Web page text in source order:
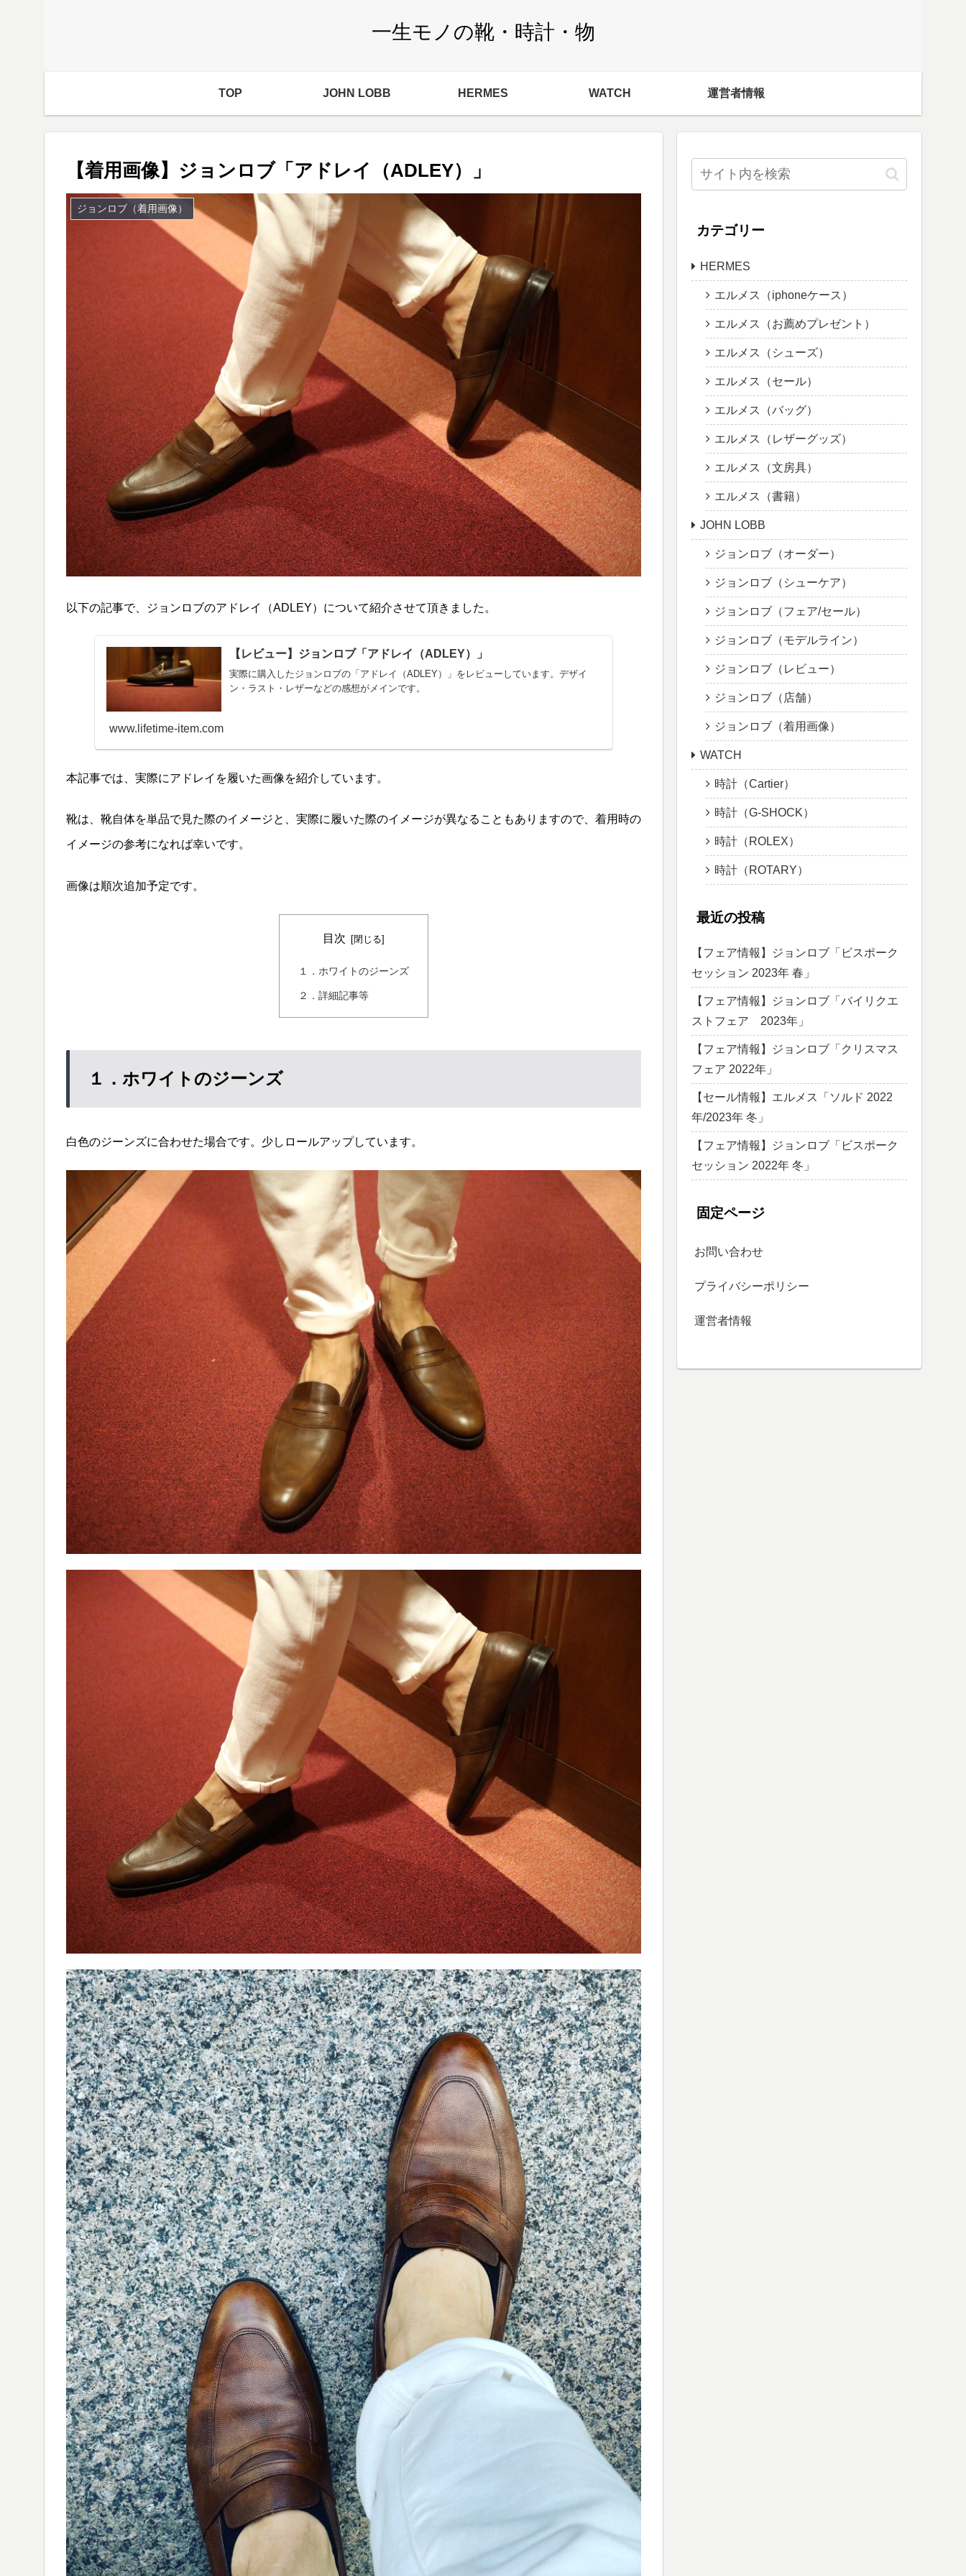
一生モノの靴・時計・物
TOP JOHN LOBB HERMES WATCH 運営者情報
【着用画像】ジョンロブ「アドレイ（ADLEY）」
ジョンロブ（着用画像）
以下の記事で、ジョンロブのアドレイ（ADLEY）について紹介させて頂きました。
【レビュー】ジョンロブ「アドレイ（ADLEY）」
実際に購入したジョンロブの「アドレイ（ADLEY）」をレビューしています。デザイ
ン・ラスト・レザーなどの感想がメインです。
www.lifetime-item.com
本記事では、実際にアドレイを履いた画像を紹介しています。
靴は、靴自体を単品で見た際のイメージと、実際に履いた際のイメージが異なることもありますので、着用時の
イメージの参考になれば幸いです。
画像は順次追加予定です。
目次
１．ホワイトのジーンズ
２．詳細記事等
１．ホワイトのジーンズ
白色のジーンズに合わせた場合です。少しロールアップしています。
カテゴリー
HERMES
エルメス（iphoneケース）
エルメス（お薦めプレゼント）
エルメス（シューズ）
エルメス（セール）
エルメス（バッグ）
エルメス（レザーグッズ）
エルメス（文房具）
エルメス（書籍）
JOHN LOBB
ジョンロブ（オーダー）
ジョンロブ（シューケア）
ジョンロブ（フェア/セール）
ジョンロブ（モデルライン）
ジョンロブ（レビュー）
ジョンロブ（店舗）
ジョンロブ（着用画像）
WATCH
時計（Cartier）
時計（G-SHOCK）
時計（ROLEX）
時計（ROTARY）
最近の投稿
【フェア情報】ジョンロブ「ビスポーク
セッション 2023年 春」
【フェア情報】ジョンロブ「バイリクエ
ストフェア 2023年」
【フェア情報】ジョンロブ「クリスマス
フェア 2022年」
【セール情報】エルメス「ソルド 2022
年/2023年 冬」
【フェア情報】ジョンロブ「ビスポーク
セッション 2022年 冬」
固定ページ
お問い合わせ
プライバシーポリシー
運営者情報